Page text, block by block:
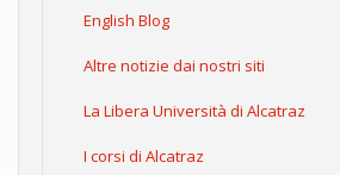
English Blog
Altre notizie dai nostri siti
La Libera Università di Alcatraz
I corsi di Alcatraz